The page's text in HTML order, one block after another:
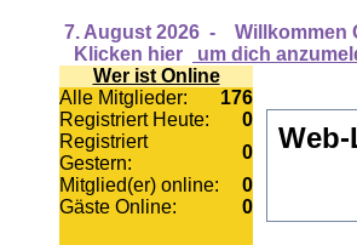
7. August 2026 -
Willkommen
Klicken hier
um dich
Wer ist Online
Alle Mitglieder:
176
Registriert Heute:
0
Registriert
Gestern:
0
Mitglied(er) online:
0
Gäste Online:
0